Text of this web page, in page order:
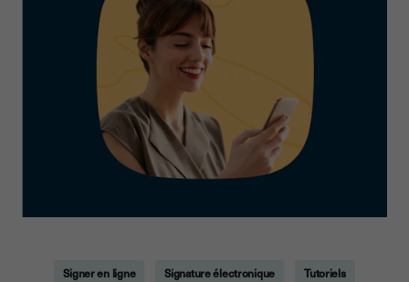
Signer en ligne Signature électronique Tutoriels